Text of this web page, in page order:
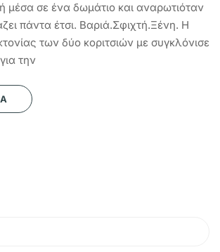
μέσα σε ένα δωμάτιο και αναρωτιόταν
πάντα έτσι. Βαριά.Σφιχτή.Ξένη. Η
των δύο κοριτσιών με συγκλόνισε
την